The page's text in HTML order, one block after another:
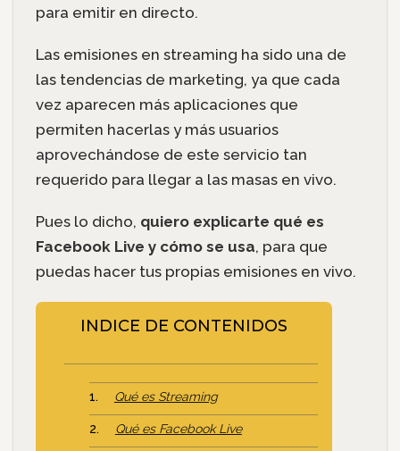
para emitir en directo.
Las emisiones en streaming ha sido una de
las tendencias de marketing, ya que cada
vez aparecen más aplicaciones que
permiten hacerlas y más usuarios
aprovechándose de este servicio tan
requerido para llegar a las masas en vivo.
Pues lo dicho, quiero explicarte qué es
Facebook Live y cómo se usa, para que
puedas hacer tus propias emisiones en vivo.
INDICE DE CONTENIDOS
Qué es Streaming
Qué es Facebook Live